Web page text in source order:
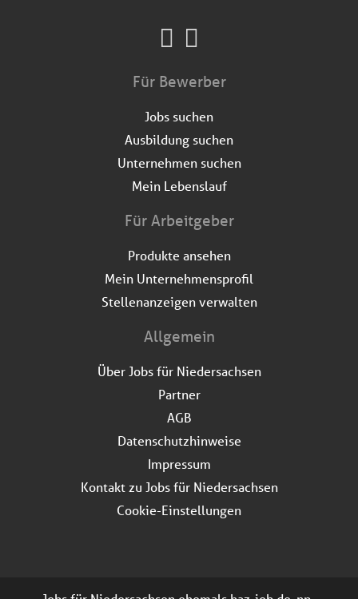
Für Bewerber
Jobs suchen
Ausbildung suchen
Unternehmen suchen
Mein Lebenslauf
Für Arbeitgeber
Produkte ansehen
Mein Unternehmensprofil
Stellenanzeigen verwalten
Allgemein
Über Jobs für Niedersachsen
Partner
AGB
Datenschutzhinweise
Impressum
Kontakt zu Jobs für Niedersachsen
Cookie-Einstellungen